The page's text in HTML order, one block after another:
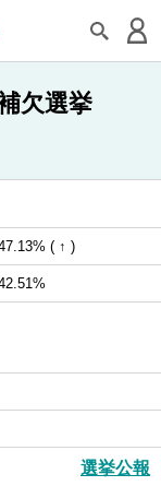
欠選挙
( ↑ )
選挙公報